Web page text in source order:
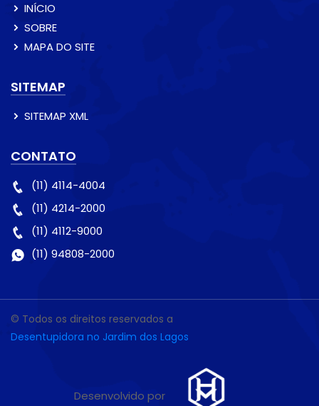
INÍCIO
SOBRE
MAPA DO SITE
SITEMAP
SITEMAP XML
CONTATO
(11) 4114-4004
(11) 4214-2000
(11) 4112-9000
(11) 94808-2000
© Todos os direitos reservados a
Desentupidora no Jardim dos Lagos
Desenvolvido por